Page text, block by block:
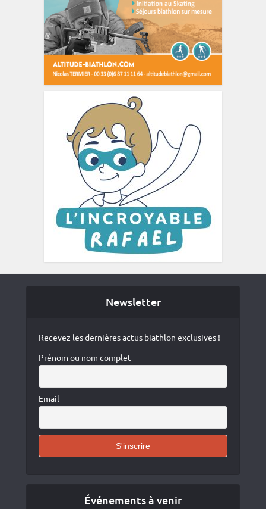
Newsletter
Recevez les dernières actus biathlon exclusives !
Prénom ou nom complet
Email
Événements à venir